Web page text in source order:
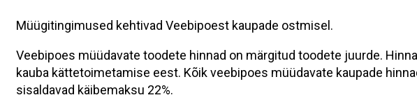
Müügitingimused kehtivad Veebipoest kaupade ostmisel.
Veebipoes müüdavate toodete hinnad on märgitud toodete juurde.
kauba kättetoimetamise eest. Kõik veebipoes müüdavate kaupade
sisaldavad käibemaksu 22%.